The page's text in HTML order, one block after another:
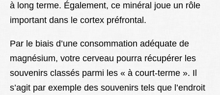
à long terme. Également, ce minéral joue un rôle
important dans le cortex préfrontal.
Par le biais d’une consommation adéquate de
magnésium, votre cerveau pourra récupérer les
souvenirs classés parmi les « à court-terme ». Il
s’agit par exemple des souvenirs tels que l’endroit